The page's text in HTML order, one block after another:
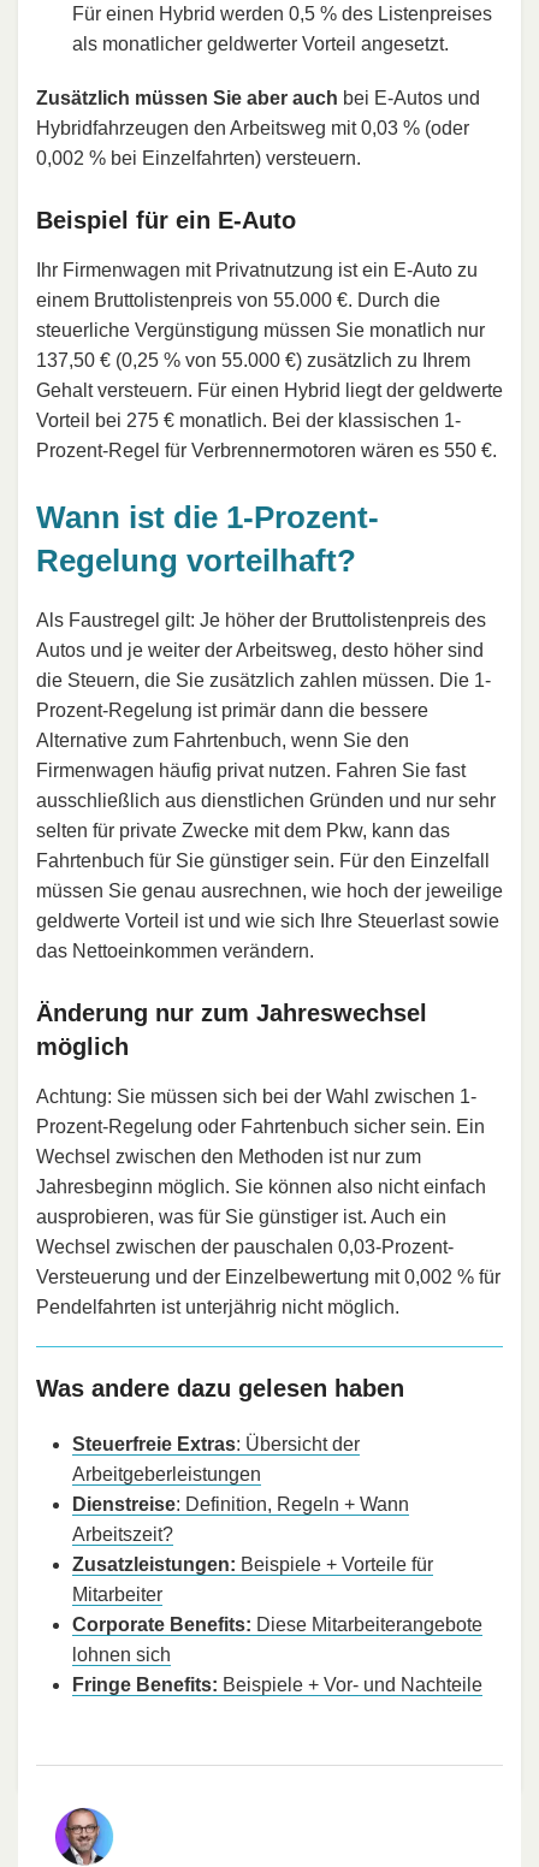
Für einen Hybrid werden 0,5 % des Listenpreises
als monatlicher geldwerter Vorteil angesetzt.
Zusätzlich müssen Sie aber auch bei E-Autos und
Hybridfahrzeugen den Arbeitsweg mit 0,03 % (oder
0,002 % bei Einzelfahrten) versteuern.
Beispiel für ein E-Auto
Ihr Firmenwagen mit Privatnutzung ist ein E-Auto zu
einem Bruttolistenpreis von 55.000 €. Durch die
steuerliche Vergünstigung müssen Sie monatlich nur
137,50 € (0,25 % von 55.000 €) zusätzlich zu Ihrem
Gehalt versteuern. Für einen Hybrid liegt der geldwerte
Vorteil bei 275 € monatlich. Bei der klassischen 1-
Prozent-Regel für Verbrennermotoren wären es 550 €.
Wann ist die 1-Prozent-
Regelung vorteilhaft?
Als Faustregel gilt: Je höher der Bruttolistenpreis des
Autos und je weiter der Arbeitsweg, desto höher sind
die Steuern, die Sie zusätzlich zahlen müssen. Die 1-
Prozent-Regelung ist primär dann die bessere
Alternative zum Fahrtenbuch, wenn Sie den
Firmenwagen häufig privat nutzen. Fahren Sie fast
ausschließlich aus dienstlichen Gründen und nur sehr
selten für private Zwecke mit dem Pkw, kann das
Fahrtenbuch für Sie günstiger sein. Für den Einzelfall
müssen Sie genau ausrechnen, wie hoch der jeweilige
geldwerte Vorteil ist und wie sich Ihre Steuerlast sowie
das Nettoeinkommen verändern.
Änderung nur zum Jahreswechsel
möglich
Achtung: Sie müssen sich bei der Wahl zwischen 1-
Prozent-Regelung oder Fahrtenbuch sicher sein. Ein
Wechsel zwischen den Methoden ist nur zum
Jahresbeginn möglich. Sie können also nicht einfach
ausprobieren, was für Sie günstiger ist. Auch ein
Wechsel zwischen der pauschalen 0,03-Prozent-
Versteuerung und der Einzelbewertung mit 0,002 % für
Pendelfahrten ist unterjährig nicht möglich.
Was andere dazu gelesen haben
Steuerfreie Extras: Übersicht der
Arbeitgeberleistungen
Dienstreise: Definition, Regeln + Wann
Arbeitszeit?
Zusatzleistungen: Beispiele + Vorteile für
Mitarbeiter
Corporate Benefits: Diese Mitarbeiterangebote
lohnen sich
Fringe Benefits: Beispiele + Vor- und Nachteile